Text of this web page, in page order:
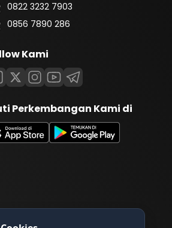
0822 3232 7903
0856 7890 286
Kami
Perkembangan Kami di